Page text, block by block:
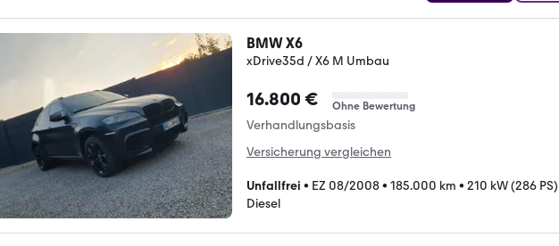
BMW X6
xDrive35d / X6 M Umbau
16.800 € Ohne Bewertung
Verhandlungsbasis
Versicherung vergleichen
Unfallfrei • EZ 08/2008• 185.000 km • 210 kW (286 PS)
Diesel